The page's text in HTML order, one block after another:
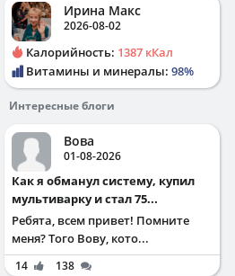
Ирина Макс
2026-08-02
Калорийность: 1387 кКал
Витамины и минералы: 98%
Интересные блоги
Вова
01-08-2026
Как я обманул систему, купил
мультиварку и стал 75...
Ребята, всем привет! Помните
меня? Того Вову, кото...
14 138